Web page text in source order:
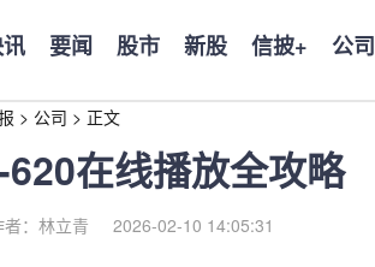
要闻 股市 新股 信披+ 公司
> 公司 > 正文
在线播放全攻略
者：林立青 2026-02-10 14:05:31